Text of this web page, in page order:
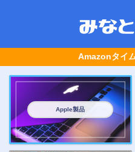
Amazonタイ
Apple製品